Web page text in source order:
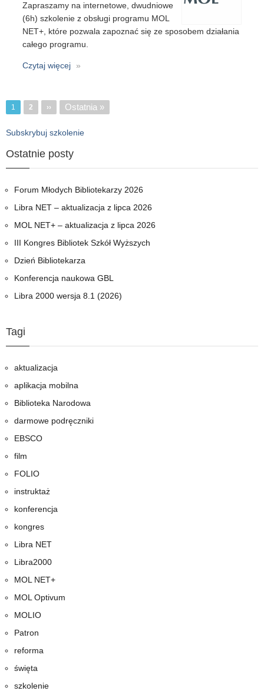
5
października
2022)
Zapraszamy na internetowe, dwudniowe
(6h) szkolenie z obsługi programu MOL
NET+, które pozwala zapoznać się ze sposobem działania
całego programu.
Czytaj więcej
o
z
obsługi
programu
(11-
maja
2022)
Stronicowanie
1 Strona
2
Następna
››
Ostatnia
Ostatnia »
Subskrybuj szkolenie
Ostatnie posty
Forum Młodych Bibliotekarzy 2026
Libra NET – aktualizacja z lipca 2026
MOL NET+ – aktualizacja z lipca 2026
III Kongres Bibliotek Szkół Wyższych
Dzień Bibliotekarza
Konferencja naukowa GBL
Libra 2000 wersja 8.1 (2026)
Tagi
aktualizacja
aplikacja mobilna
Biblioteka Narodowa
darmowe podręczniki
EBSCO
film
FOLIO
instruktaż
konferencja
kongres
Libra NET
Libra2000
MOL NET+
MOL Optivum
MOLIO
Patron
reforma
święta
szkolenie